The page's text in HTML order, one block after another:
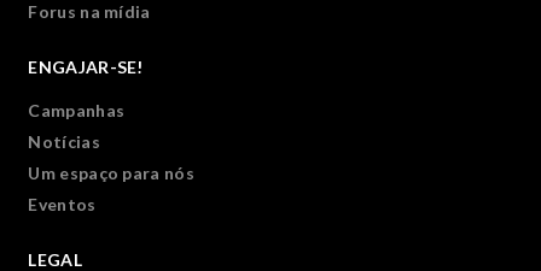
Forus na mídia
ENGAJAR-SE!
Campanhas
Notícias
Um espaço para nós
Eventos
LEGAL